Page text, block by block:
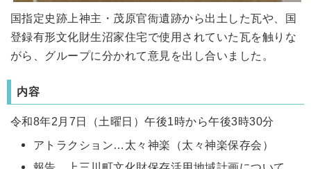
国指定史跡上神主・茂原官衙遺跡から出土した瓦や、国
登録有形文化財生沼家住宅で使用されていた瓦を触りな
がら、グループに分かれて意見を出し合いました。
内容
令和8年2月7日（土曜日）午後1時から午後3時30分
アトラクション…太々神楽（太々神楽保存会）